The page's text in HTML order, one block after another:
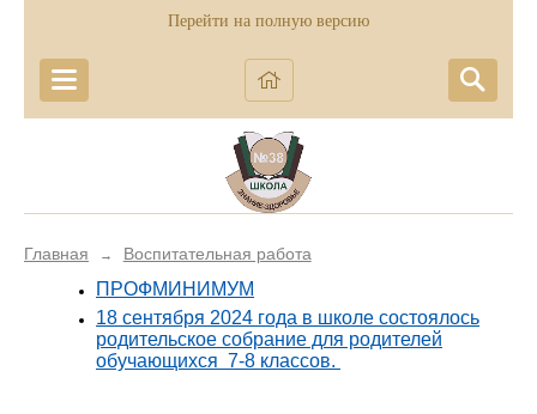
Перейти на полную версию
Главная → Воспитательная работа
ПРОФМИНИМУМ
18 сентября 2024 года в школе состоялось
родительское собрание для родителей
обучающихся 7-8 классов.